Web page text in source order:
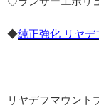
◆純正強化 リヤ
リヤデフマウント